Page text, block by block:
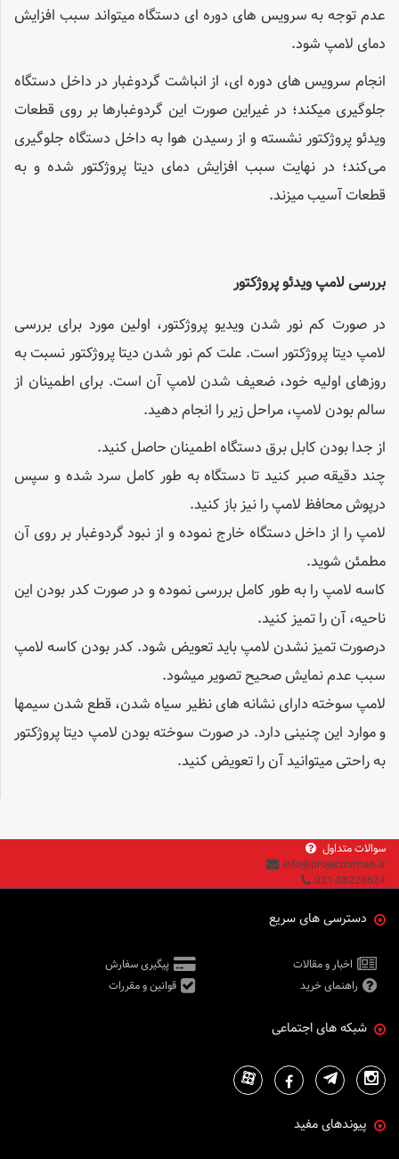
عدم توجه به سرویس های دوره ­ای دستگاه می­تواند سبب افزایش
دمای لامپ شود.
انجام سرویس­ های دوره ­ای، از انباشت گردوغبار در داخل دستگاه
جلوگیری می­کند؛ در غیراین صورت این گردوغبارها بر روی قطعات
ویدئو پروژکتور نشسته و از رسیدن هوا به داخل دستگاه جلوگیری
می‌کند؛ در نهایت سبب افزایش دمای دیتا پروژکتور شده و به
قطعات آسیب می­زند.
بررسی لامپ ویدئو پروژکتور
در صورت کم نور شدن ویدیو پروژکتور، اولین مورد برای بررسی
لامپ دیتا پروژکتور است. علت کم نور شدن دیتا پروژکتور نسبت­ به
روزهای اولیه خود، ضعیف شدن لامپ آن است. برای اطمینان از
سالم بودن لامپ، مراحل زیر را انجام دهید.
از جدا بودن کابل برق دستگاه اطمینان حاصل کنید.
چند دقیقه صبر کنید تا دستگاه به ­طور کامل سرد شده و سپس
درپوش محافظ لامپ را نیز باز کنید.
لامپ را از داخل دستگاه خارج نموده و از نبود گردوغبار بر روی آن
مطمئن شوید.
کاسه لامپ را به­ طور کامل بررسی نموده و در صورت کدر بودن این
ناحیه، آن را تمیز کنید.
درصورت تمیز نشدن لامپ باید تعویض شود. کدر بودن کاسه لامپ
سبب عدم نمایش صحیح تصویر می­شود.
لامپ سوخته دارای نشانه­ های نظیر سیاه شدن، قطع شدن سیم­ها
و موارد این چنینی دارد. در صورت سوخته بودن لامپ دیتا پروژکتور
به ­راحتی می­توانید آن را تعویض کنید.
سوالات متداول
info@projectorman.ir
021-88226624
دسترسی های سریع
اخبار و مقالات
پیگیری سفارش
راهنمای خرید
قوانین و مقررات
شبکه های اجتماعی
پیوندهای مفید